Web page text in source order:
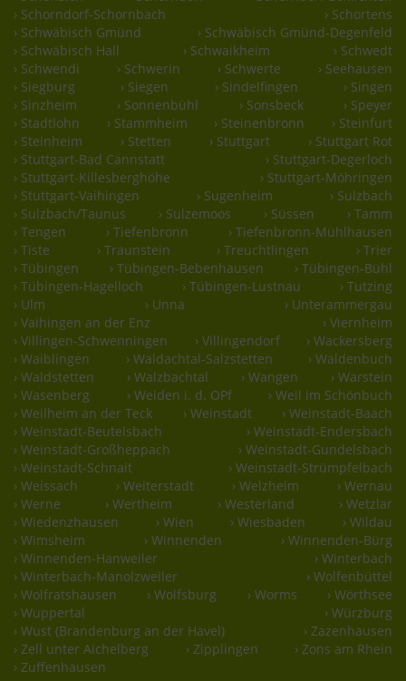
› Schorndorf-Schornbach
› Schortens
› Schwäbisch Gmünd
› Schwäbisch Gmünd-Degenfeld
› Schwäbisch Hall
› Schwaikheim
› Schwedt
› Schwendi
› Schwerin › Schwerte
› Seehausen
› Siegburg
› Siegen › Sindelfingen
› Singen
› Sinzheim
› Sonnenbühl › Sonsbeck
› Speyer
› Stadtlohn
› Stammheim › Steinenbronn
› Steinfurt
› Steinheim
› Stetten › Stuttgart
› Stuttgart Rot
› Stuttgart-Bad Cannstatt
› Stuttgart-Degerloch
› Stuttgart-Killesberghöhe
› Stuttgart-Möhringen
› Stuttgart-Vaihingen
› Sugenheim
› Sulzbach
› Sulzbach/Taunus
› Sulzemoos › Süssen
› Tamm
› Tengen
› Tiefenbronn
› Tiefenbronn-Mühlhausen
› Tiste
› Traunstein › Treuchtlingen
› Trier
› Tübingen
› Tübingen-Bebenhausen
› Tübingen-Bühl
› Tübingen-Hagelloch
› Tübingen-Lustnau
› Tutzing
› Ulm
› Unna
› Unterammergau
› Vaihingen an der Enz
› Viernheim
› Villingen-Schwenningen
› Villingendorf
› Wackersberg
› Waiblingen
› Waldachtal-Salzstetten
› Waldenbuch
› Waldstetten
› Walzbachtal › Wangen
› Warstein
› Wasenberg
› Weiden i. d. OPf
› Weil im Schönbuch
› Weilheim an der Teck
› Weinstadt
› Weinstadt-Baach
› Weinstadt-Beutelsbach
› Weinstadt-Endersbach
› Weinstadt-Großheppach
› Weinstadt-Gundelsbach
› Weinstadt-Schnait
› Weinstadt-Strümpfelbach
› Weissach
› Weiterstadt › Welzheim
› Wernau
› Werne
› Wertheim › Westerland
› Wetzlar
› Wiedenzhausen
› Wien › Wiesbaden
› Wildau
› Wimsheim
› Winnenden
› Winnenden-Bürg
› Winnenden-Hanweiler
› Winterbach
› Winterbach-Manolzweiler
› Wolfenbüttel
› Wolfratshausen
› Wolfsburg › Worms
› Wörthsee
› Wuppertal
› Würzburg
› Wust (Brandenburg an der Havel)
› Zazenhausen
› Zell unter Aichelberg
› Zipplingen
› Zons am Rhein
› Zuffenhausen